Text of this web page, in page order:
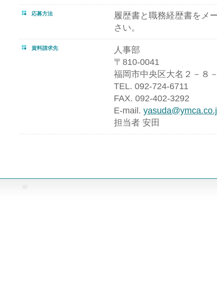
応募方法
履歴書と職務経歴書をメ
さい。
資料請求先
人事部
〒810-0041
福岡市中央区大名２－８
TEL. 092-724-6711
FAX. 092-402-3292
E-mail.
担当者 安田